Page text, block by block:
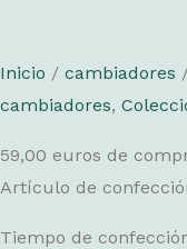
Inicio / cambiadores
cambiadores,
59,00 euros de
Artículo de
Tiempo de